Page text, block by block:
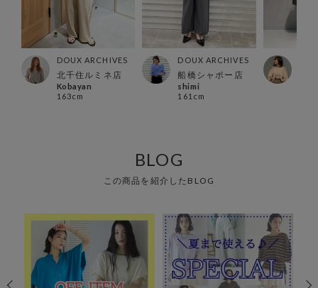
DOUX ARCHIVES
北千住ルミネ店
Kobayan
163cm
DOUX ARCHIVES
船橋シャポー店
shimi
161cm
BLOG
この商品を紹介したBLOG